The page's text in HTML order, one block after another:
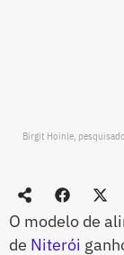
Birgit Hoinle,
O modelo de
de Niterói